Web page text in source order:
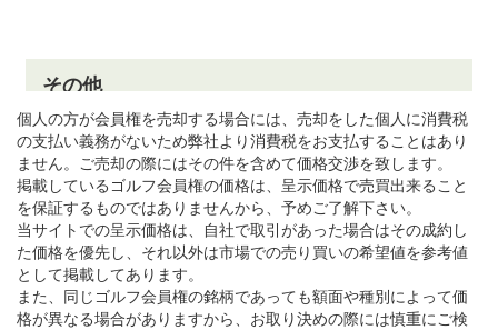
個人の方が会員権を売却する場合には、売却をした個人に消費税
の支払い義務がないため弊社より消費税をお支払することはあり
ません。ご売却の際にはその件を含めて価格交渉を致します。
掲載しているゴルフ会員権の価格は、呈示価格で売買出来ること
を保証するものではありませんから、予めご了解下さい。
当サイトでの呈示価格は、自社で取引があった場合はその成約し
た価格を優先し、それ以外は市場での売り買いの希望値を参考値
として掲載してあります。
また、同じゴルフ会員権の銘柄であっても額面や種別によって価
格が異なる場合がありますから、お取り決めの際には慎重にご検